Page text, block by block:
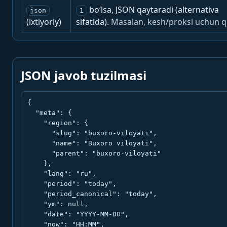
json
(ixtiyoriy)
1
bo‘lsa, JSON qaytaradi (alternativa
sifatida). Masalan, kesh/proksi uchun
JSON javob tuzilmasi
{
  "meta": {
    "region": {
      "slug": "buxoro-viloyati",
      "name": "Buxoro viloyati",
      "parent": "buxoro-viloyati"
    },
    "lang": "ru",
    "period": "today",
    "period_canonical": "today",
    "ym": null,
    "date": "YYYY-MM-DD",
    "now": "HH:MM",